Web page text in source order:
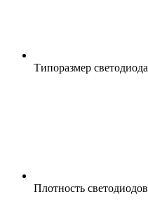
Типоразмер светодиода
Плотность светодиодов